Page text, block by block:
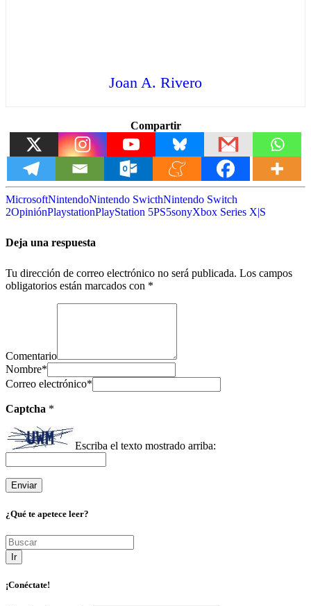
Joan A. Rivero
Compartir
MicrosoftNintendoNintendo SwicthNintendo Switch
2OpiniónPlaystationPlayStation 5PS5sonyXbox Series X|S
Deja una respuesta
Tu dirección de correo electrónico no será publicada. Los campos
obligatorios están marcados con *
Comentario
Nombre*
Correo electrónico*
Captcha *
Escriba el texto mostrado arriba:
¿Qué te apetece leer?
Ir
¡Conéctate!